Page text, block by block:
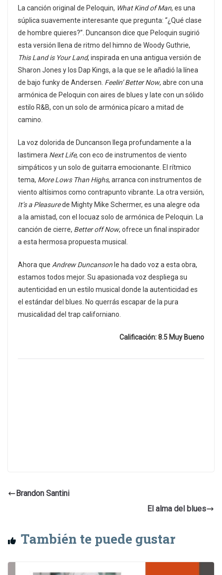
La canción original de Peloquin, What Kind of Man, es una
súplica suavemente interesante que pregunta: “¿Qué clase
de hombre quieres?”. Duncanson dice que Peloquin sugirió
esta versión llena de ritmo del himno de Woody Guthrie,
This Land is Your Land, inspirada en una antigua versión de
Sharon Jones y los Dap Kings, a la que se le añadió la línea
de bajo funky de Andersen. Feelin’ Better Now, abre con una
armónica de Peloquin con aires de blues y late con un sólido
estilo R&B, con un solo de armónica pícaro a mitad de
camino.
La voz dolorida de Duncanson llega profundamente a la
lastimera Next Life, con eco de instrumentos de viento
simpáticos y un solo de guitarra emocionante. El rítmico
tema, More Lows Than Highs, arranca con instrumentos de
viento altísimos como contrapunto vibrante. La otra versión,
It’s a Pleasurede Mighty Mike Schermer, es una alegre oda
a la amistad, con el locuaz solo de armónica de Peloquin. La
canción de cierre, Better off Now, ofrece un final inspirador
a esta hermosa propuesta musical.
Ahora que Andrew Duncanson le ha dado voz a esta obra,
estamos todos mejor. Su apasionada voz despliega su
autenticidad en un estilo musical donde la autenticidad es
el estándar del blues. No querrás escapar de la pura
musicalidad del trap californiano.
Calificación: 8.5 Muy Bueno
Brandon Santini
El alma del blues
También te puede gustar